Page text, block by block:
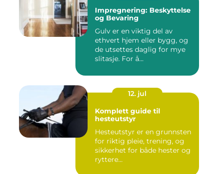
Impregnering: Beskyttelse
og Bevaring
Gulv er en viktig del av
ethvert hjem eller bygg, og
de utsettes daglig for mye
slitasje. For å...
12. jul
Komplett guide til
hesteutstyr
Hesteutstyr er en grunnsten
for riktig pleie, trening, og
sikkerhet for både hester og
ryttere...